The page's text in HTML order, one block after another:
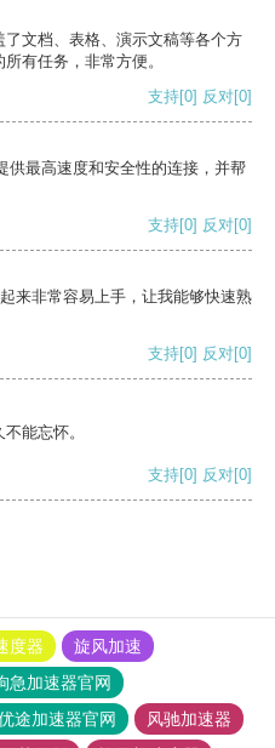
文档、表格、演示文稿等各个方
有任务，非常方便。
支持[0] 反对[0]
供最高速度和安全性的连接，并帮
支持[0] 反对[0]
来非常容易上手，让我能够快速熟
支持[0] 反对[0]
能忘怀。
支持[0] 反对[0]
度器
旋风加速
急加速器官网
途加速器官网
风驰加速器